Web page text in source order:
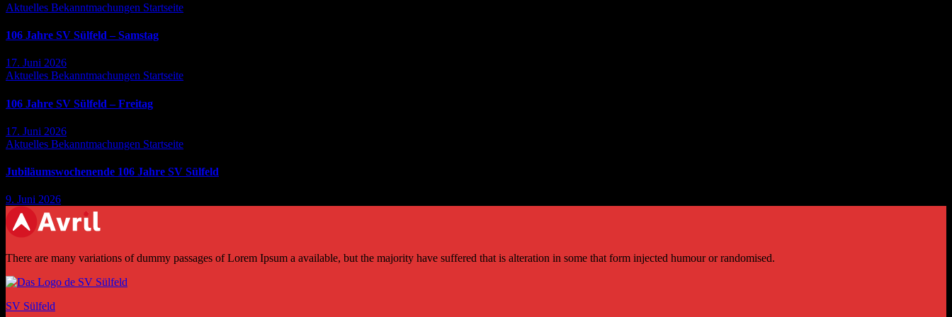
Aktuelles Bekanntmachungen Startseite
106 Jahre SV Sülfeld – Samstag
17. Juni 2026
Aktuelles Bekanntmachungen Startseite
106 Jahre SV Sülfeld – Freitag
17. Juni 2026
Aktuelles Bekanntmachungen Startseite
Jubiläumswochenende 106 Jahre SV Sülfeld
9. Juni 2026
There are many variations of dummy passages of Lorem Ipsum a available, but the majority have suffered that is alteration in some that form injected humour or randomised.
SV Sülfeld